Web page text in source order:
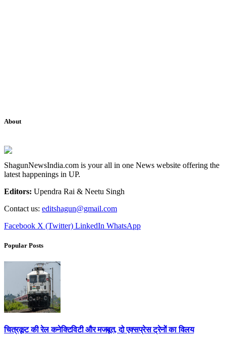
About
ShagunNewsIndia.com is your all in one News website offering the
latest happenings in UP.
Editors: Upendra Rai & Neetu Singh
Contact us: editshagun@gmail.com
Facebook X (Twitter) LinkedIn WhatsApp
Popular Posts
चित्रकूट की रेल कनेक्टिविटी और मजबूत, दो एक्सप्रेस ट्रेनों का विलय